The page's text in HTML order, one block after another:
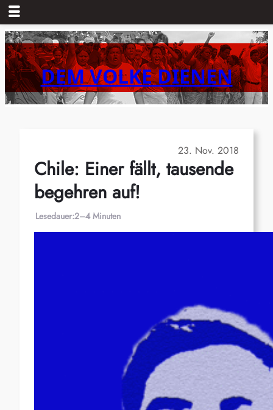
Zum
Inhalt
springenDEM VOLKE DIENEN
23. Nov. 2018
Chile: Einer fällt, tausende
begehren auf!
Lesedauer:2–4 Minuten